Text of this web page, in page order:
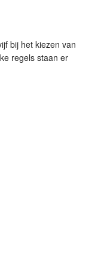
bij het kiezen van
regels staan er